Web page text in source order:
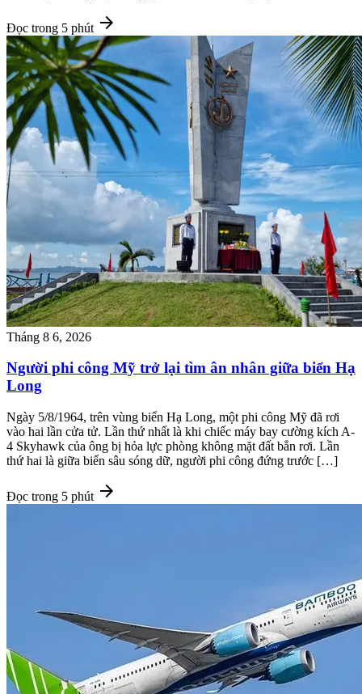
Đọc trong 5 phút arrow_forward
Tháng 8 6, 2026
Người phi công Mỹ trở lại tìm ân nhân giữa biển Hạ
Long
Ngày 5/8/1964, trên vùng biển Hạ Long, một phi công Mỹ đã rơi
vào hai lần cửa tử. Lần thứ nhất là khi chiếc máy bay cường kích A-
4 Skyhawk của ông bị hỏa lực phòng không mặt đất bắn rơi. Lần
thứ hai là giữa biển sâu sóng dữ, người phi công đứng trước […]
Đọc trong 5 phút arrow_forward